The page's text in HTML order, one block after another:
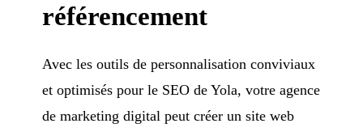
référencement
Avec les outils de personnalisation conviviaux
et optimisés pour le SEO de Yola, votre agence
de marketing digital peut créer un site web